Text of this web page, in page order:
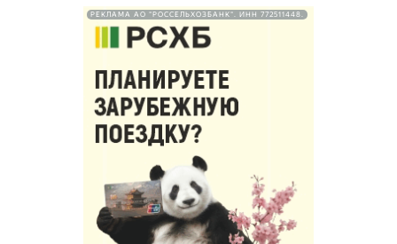
РЕКЛАМА АО "РОССЕЛЬХОЗБАНК". ИНН 772511448.